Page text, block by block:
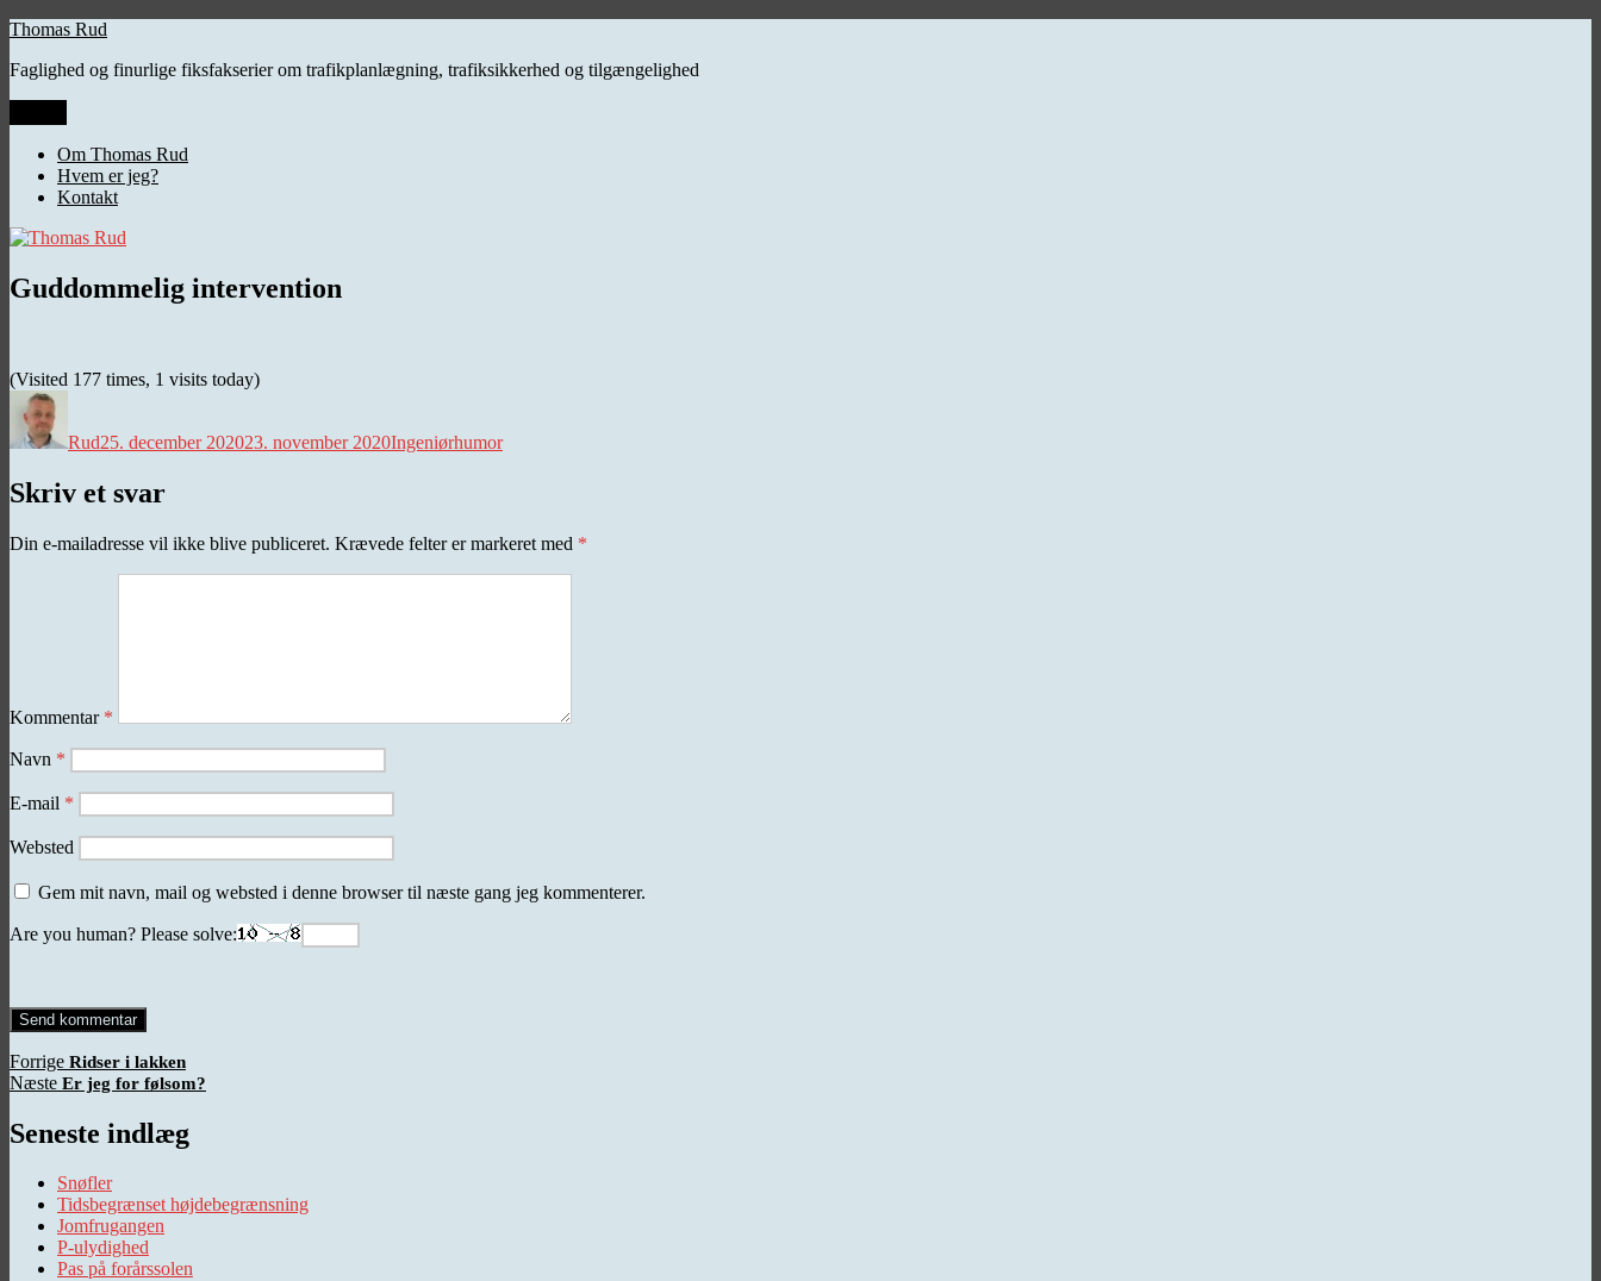
Videre
indhold
Thomas Rud
Faglighed og finurlige fiksfakserier om trafikplanlægning, trafiksikkerhed og tilgængelighed
Om Thomas Rud
Hvem er jeg?
Kontakt
Guddommelig intervention
(Visited 177 times, 1 visits today)
Rud25. december 202023. november 2020Ingeniørhumor
Skriv et svar
Din e-mailadresse vil ikke blive publiceret. Krævede felter er markeret med *
Kommentar *
Navn *
E-mail *
Websted
Gem mit navn, mail og websted i denne browser til næste gang jeg kommenterer.
Are you human? Please solve:
Indlægsnavigation
Forrige Forrige
indlæg:
Ridser i lakken
Næste Næste
Er jeg for følsom?
Seneste indlæg
Snøfler
Tidsbegrænset højdebegrænsning
Jomfrugangen
P-ulydighed
Pas på forårssolen